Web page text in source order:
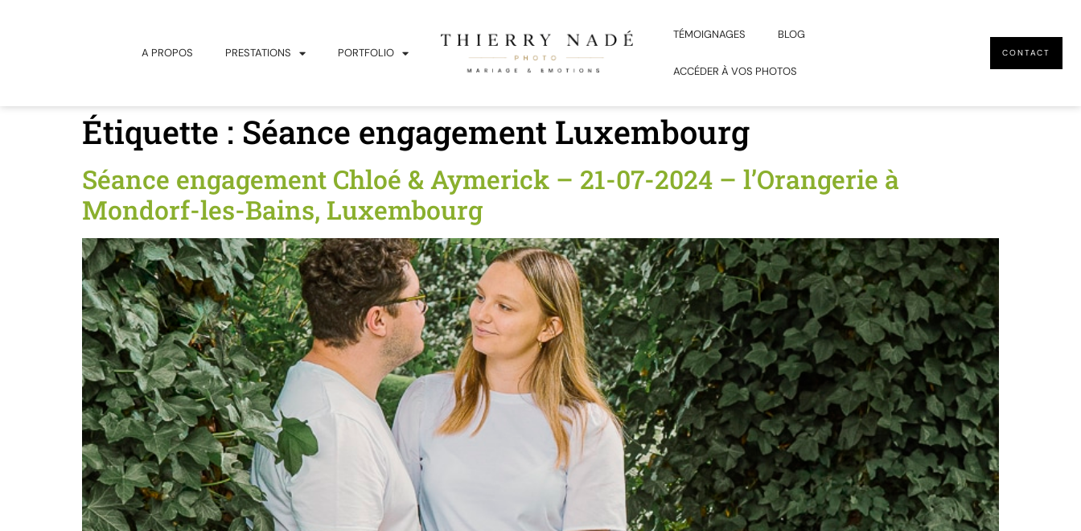
A PROPOS PRESTATIONS PORTFOLIO
TÉMOIGNAGES BLOG
ACCÉDER À VOS PHOTOS
CONTACT
Étiquette : Séance engagement Luxembourg
Séance engagement Chloé & Aymerick – 21-07-2024 – l’Orangerie à
Mondorf-les-Bains, Luxembourg